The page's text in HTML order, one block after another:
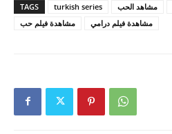
TAGS turkish series مشاهد الحب
مشاهدة فيلم حب
مشاهدة فيلم درامي